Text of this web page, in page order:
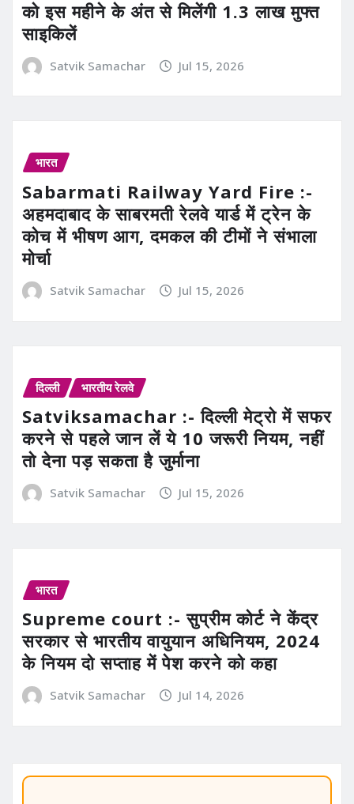
को इस महीने के अंत से मिलेंगी 1.3 लाख मुफ्त
साइकिलें
Satvik Samachar Jul 15, 2026
भारत
Sabarmati Railway Yard Fire :-
अहमदाबाद के साबरमती रेलवे यार्ड में ट्रेन के
कोच में भीषण आग, दमकल की टीमों ने संभाला
मोर्चा
Satvik Samachar Jul 15, 2026
दिल्ली भारतीय रेलवे
Satviksamachar :- दिल्ली मेट्रो में सफर
करने से पहले जान लें ये 10 जरूरी नियम, नहीं
तो देना पड़ सकता है जुर्माना
Satvik Samachar Jul 15, 2026
भारत
Supreme court :- सुप्रीम कोर्ट ने केंद्र
सरकार से भारतीय वायुयान अधिनियम, 2024
के नियम दो सप्ताह में पेश करने को कहा
Satvik Samachar Jul 14, 2026